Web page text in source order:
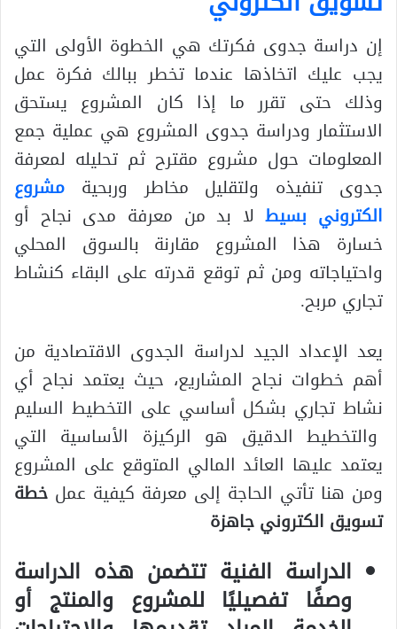
إن دراسة جدوى فكرتك هي الخطوة الأولى التي
يجب عليك اتخاذها عندما تخطر ببالك فكرة عمل
وذلك حتى تقرر ما إذا كان المشروع يستحق
الاستثمار ودراسة جدوى المشروع هي عملية جمع
المعلومات حول مشروع مقترح ثم تحليله لمعرفة
جدوى تنفيذه ولتقليل مخاطر وربحية مشروع
الكتروني بسيطلا بد من معرفة مدى نجاح أو
خسارة هذا المشروع مقارنة بالسوق المحلي
واحتياجاته ومن ثم توقع قدرته على البقاء كنشاط
تجاري مربح.
يعد الإعداد الجيد لدراسة الجدوى الاقتصادية من
أهم خطوات نجاح المشاريع، حيث يعتمد نجاح أي
نشاط تجاري بشكل أساسي على التخطيط السليم
والتخطيط الدقيق هو الركيزة الأساسية التي
يعتمد عليها العائد المالي المتوقع على المشروع
ومن هنا تأتي الحاجة إلى معرفة كيفية عمل خطة
تسويق الكتروني جاهزة
الدراسة الفنية تتضمن هذه الدراسة
وصفًا تفصيليًا للمشروع والمنتج أو